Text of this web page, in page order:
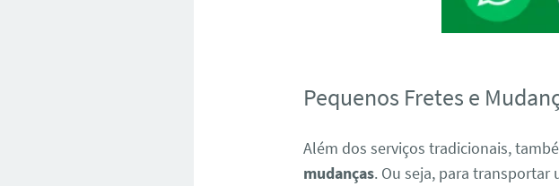
Pequenos Fretes e
Além dos serviços tradicionais,
mudanças. Ou seja, para